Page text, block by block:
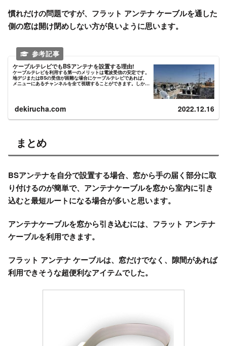
慣れだけの問題ですが、フラット アンテナ ケーブルを通した
側の窓は開け閉めしない方が良いように思います。
ケーブルテレビでもBSアンテナを設置する理由!
ケーブルテレビを利用する第一のメリットは電波受信の安定です。
地デジまたはBSの受信が困難な場合にケーブルテレビであれば、
メニューにあるチャンネルを全て視聴することができます。しか
dekirucha.com 2022.12.16
まとめ
BSアンテナを自分で設置する場合、窓から手の届く部分に取
り付けるのが簡単で、アンテナケーブルを窓から室内に引き
込むと最短ルートになる場合が多いと思います。
アンテナケーブルを窓から引き込むには、フラット アンテナ
ケーブルを利用できます。
フラット アンテナ ケーブルは、窓だけでなく、隙間があれば
利用できそうな超便利なアイテムでした。